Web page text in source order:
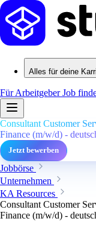
Alles für deine
Für ArbeitgeberJob
Consultant Customer
Finance (m/w/d) -
Jetzt bewerben
Jobbörse
Unternehmen
KA Resources
Consultant Customer
Finance (m/w/d) -